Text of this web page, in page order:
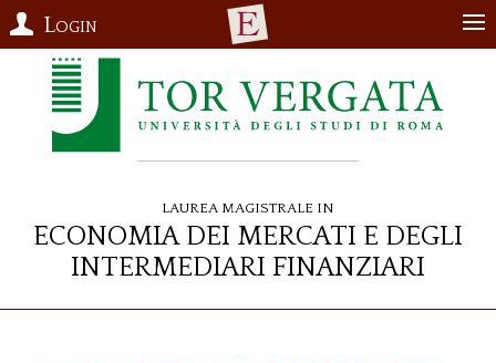
Login
Laurea Magistrale in
Economia dei Mercati e degli
Intermediari Finanziari